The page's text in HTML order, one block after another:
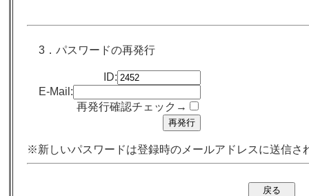
3．パスワードの再発行
ID:
E-Mail:
再発行確認チェック→
※新しいパスワードは登録時のメールアドレスに送信さ